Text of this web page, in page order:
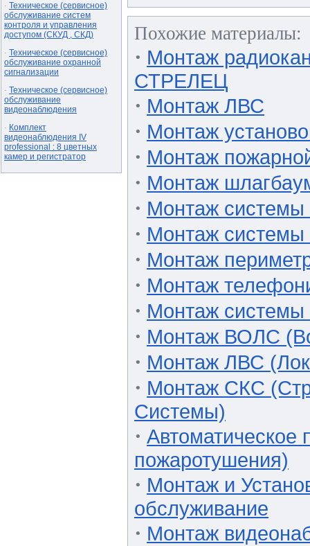
· Техническое (сервисное)
обслуживание систем
контроля и управления
доступом (СКУД , СКД)
· Техническое (сервисное)
обслуживание охранной
сигнализации
· Техническое (сервисное)
обслуживание
видеонаблюдения
· Комплект
видеонаблюдения IV
professional : 8 цветных
камер и регистратор
Похожие материалы:
· Монтаж
СТРЕЛЕЦ
· Монтаж ЛВС
· Монтаж
· Монтаж
· Монтаж
· Монтаж системы
· Монтаж системы
· Монтаж
· Монтаж
· Монтаж системы
· Монтаж ВОЛС
· Монтаж ЛВС
· Монтаж СКС
Системы)
·
пожаротушения)
· Монтаж и
обслуживание
· Монтаж